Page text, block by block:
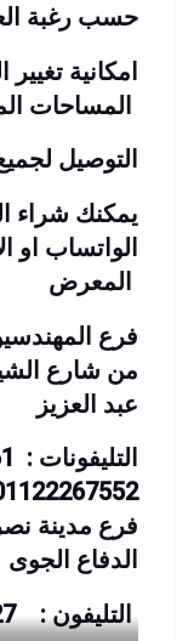
حسب رغبة
امكانية
التوصيل
يمكنك شراء
الواتساب او
من شارع
عبد العزيز
التليفونات : 01287753661 –
فرع مدينة
الدفاع الجوى
التليفون : 01275599927